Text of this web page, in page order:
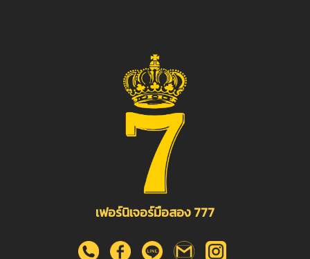
เฟอร์นิเจอร์มือสอง 777